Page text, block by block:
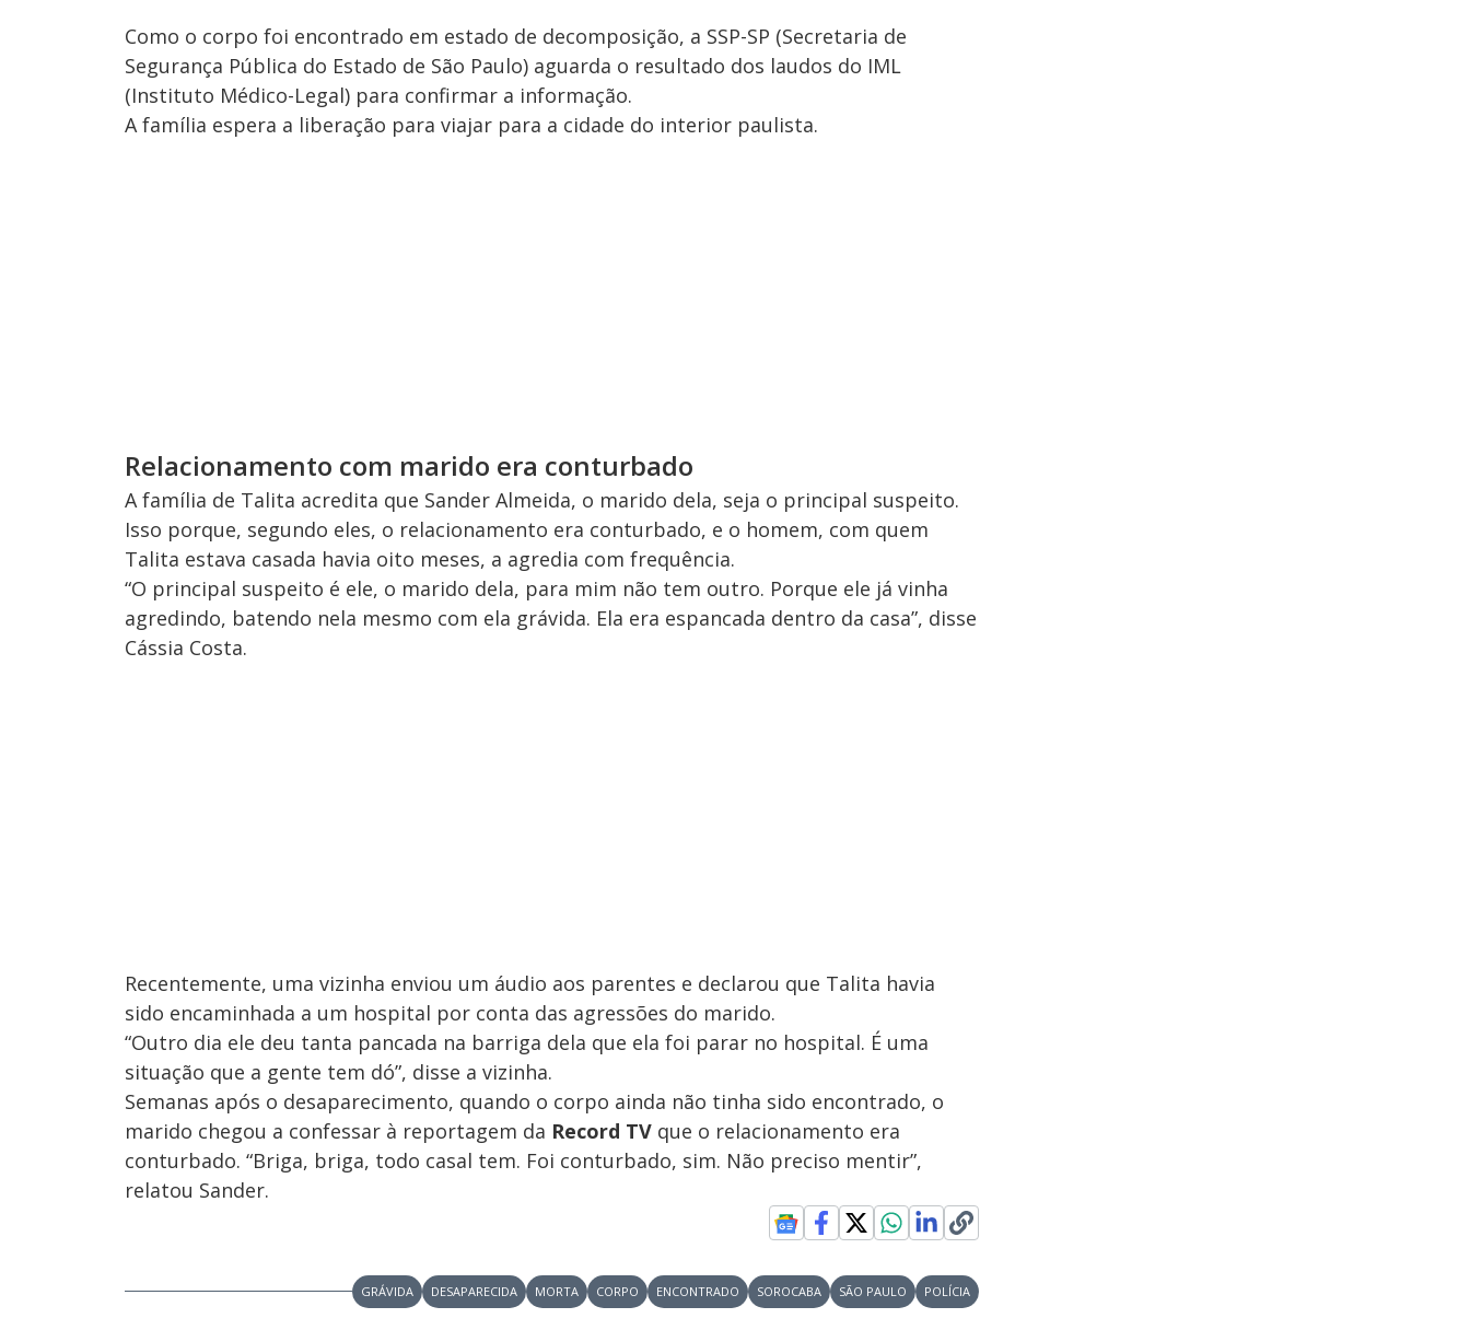
Como o corpo foi encontrado em estado de decomposição, a SSP-SP (Secretaria de
Segurança Pública do Estado de São Paulo) aguarda o resultado dos laudos do IML
(Instituto Médico-Legal) para confirmar a informação.
A família espera a liberação para viajar para a cidade do interior paulista.
Relacionamento com marido era conturbado
A família de Talita acredita que Sander Almeida, o marido dela, seja o principal suspeito.
Isso porque, segundo eles, o relacionamento era conturbado, e o homem, com quem
Talita estava casada havia oito meses, a agredia com frequência.
“O principal suspeito é ele, o marido dela, para mim não tem outro. Porque ele já vinha
agredindo, batendo nela mesmo com ela grávida. Ela era espancada dentro da casa”, disse
Cássia Costa.
Recentemente, uma vizinha enviou um áudio aos parentes e declarou que Talita havia
sido encaminhada a um hospital por conta das agressões do marido.
“Outro dia ele deu tanta pancada na barriga dela que ela foi parar no hospital. É uma
situação que a gente tem dó”, disse a vizinha.
Semanas após o desaparecimento, quando o corpo ainda não tinha sido encontrado, o
marido chegou a confessar à reportagem da Record TV que o relacionamento era
conturbado. “Briga, briga, todo casal tem. Foi conturbado, sim. Não preciso mentir”,
relatou Sander.
GRÁVIDA DESAPARECIDA MORTA CORPO ENCONTRADO SOROCABA SÃO PAULO POLÍCIA